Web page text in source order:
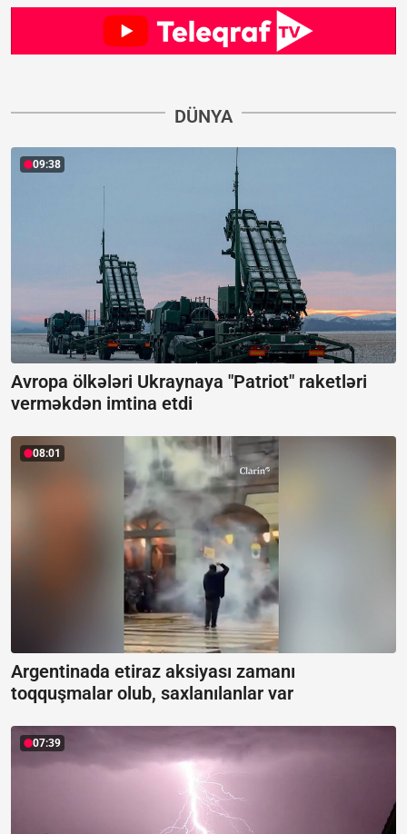
DÜNYA
09:38
Avropa ölkələri Ukraynaya "Patriot" raketləri
verməkdən imtina etdi
08:01
Argentinada etiraz aksiyası zamanı
toqquşmalar olub, saxlanılanlar var
07:39